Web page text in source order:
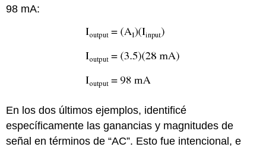
98 mA:
En los dos últimos ejemplos, identificé
específicamente las ganancias y magnitudes de
señal en términos de “AC”. Esto fue intencional, e